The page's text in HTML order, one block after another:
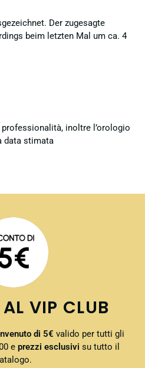
Der zugesagte
beim letzten Mal um ca. 4
inoltre l’orologio
data stimata
VIP CLUB
di 5€ valido per tutti gli
e prezzi esclusivi su tutto il